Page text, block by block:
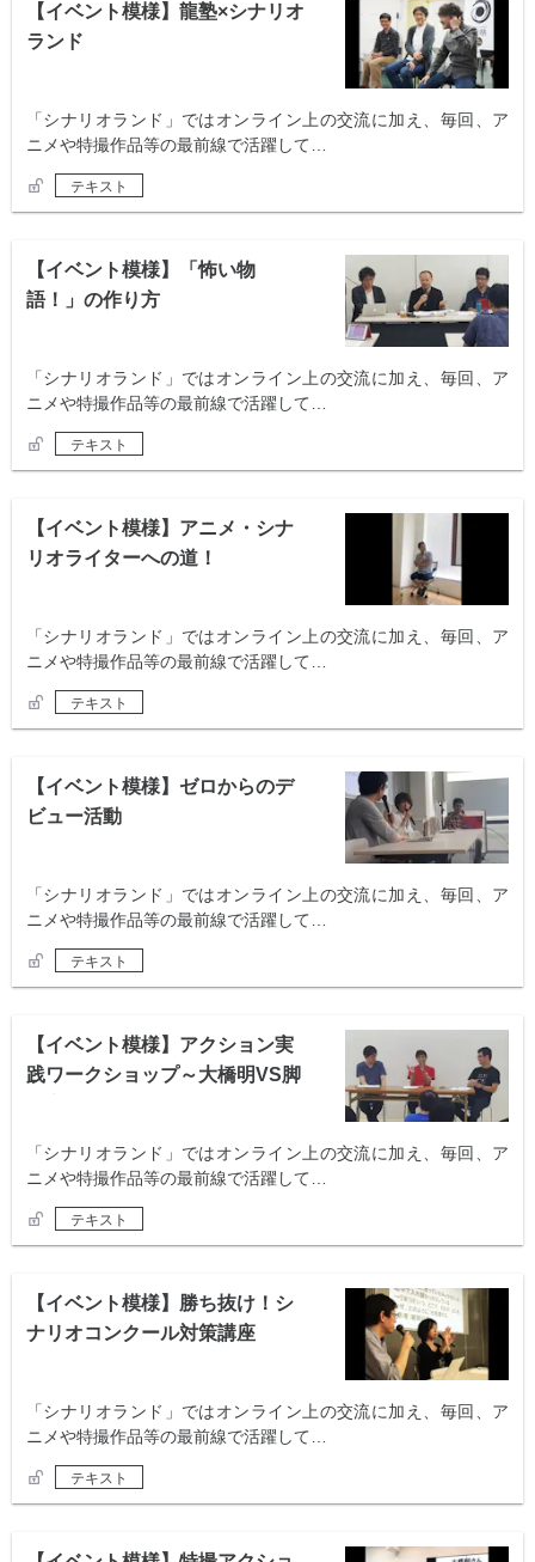
【イベント模様】龍塾×シナリオ
ランド
「シナリオランド」ではオンライン上の交流に加え、毎回、ア
ニメや特撮作品等の最前線で活躍して…
テキスト
【イベント模様】「怖い物
語！」の作り方
「シナリオランド」ではオンライン上の交流に加え、毎回、ア
ニメや特撮作品等の最前線で活躍して…
テキスト
【イベント模様】アニメ・シナ
リオライターへの道！
「シナリオランド」ではオンライン上の交流に加え、毎回、ア
ニメや特撮作品等の最前線で活躍して…
テキスト
【イベント模様】ゼロからのデ
ビュー活動
「シナリオランド」ではオンライン上の交流に加え、毎回、ア
ニメや特撮作品等の最前線で活躍して…
テキスト
【イベント模様】アクション実
践ワークショップ～大橋明VS脚
「シナリオランド」ではオンライン上の交流に加え、毎回、ア
ニメや特撮作品等の最前線で活躍して…
テキスト
【イベント模様】勝ち抜け！シ
ナリオコンクール対策講座
「シナリオランド」ではオンライン上の交流に加え、毎回、ア
ニメや特撮作品等の最前線で活躍して…
テキスト